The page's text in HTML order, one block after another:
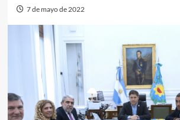
7 de mayo de 2022